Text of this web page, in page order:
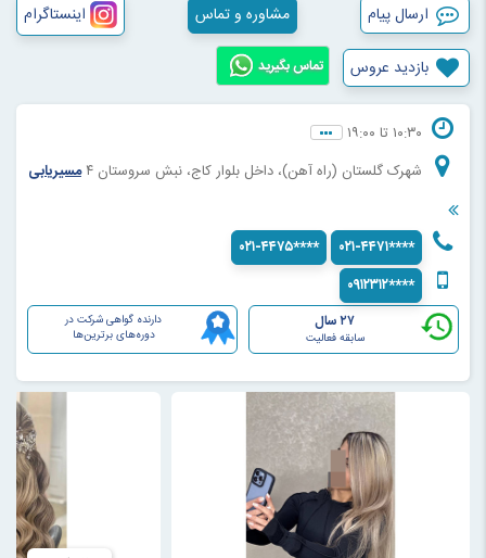
ارسال پیام مشاوره و تماس اینستاگرام
بازدید عروس تماس بگیرید
۱۰:۳۰ تا ۱۹:۰۰
شهرک گلستان (راه آهن)، داخل بلوار کاج، نبش سروستان ۴ مسیریابی
۰۲۱-۴۴۷۱****
۰۲۱-۴۴۷۵****
۰۹۱۲۳۱۲****
۲۷ سال
سابقه فعالیت
دارنده گواهی شرکت در
دوره‌های برترین‌ها